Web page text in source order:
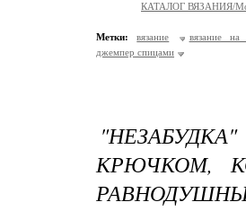
КАТАЛОГ ВЯЗАНИЯ/
Метки: вязание
вязание на
джемпер спицами
КРЮЧКОМ,